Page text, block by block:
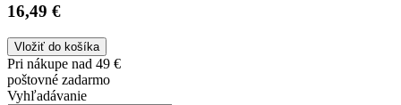
16,49 €
Vložiť do košíka
Pri nákupe nad 49 €
poštovné zadarmo
Vyhľadávanie